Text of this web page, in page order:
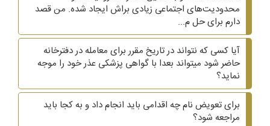
محدودیت‌های اجتماعی زیادی براش ایجاد شده. من قصد
دارم برای حل م...
آیا کسی که نتواند در تاریخ مقرر برای معامله در دفترخانه
حاضر شود میتواند بعدا با گواهی پزشکی عذر خود را موجه
نماید؟
برای تعویض نام چه اقدامی باید انجام داد و به کجا باید
مراجعه شود؟